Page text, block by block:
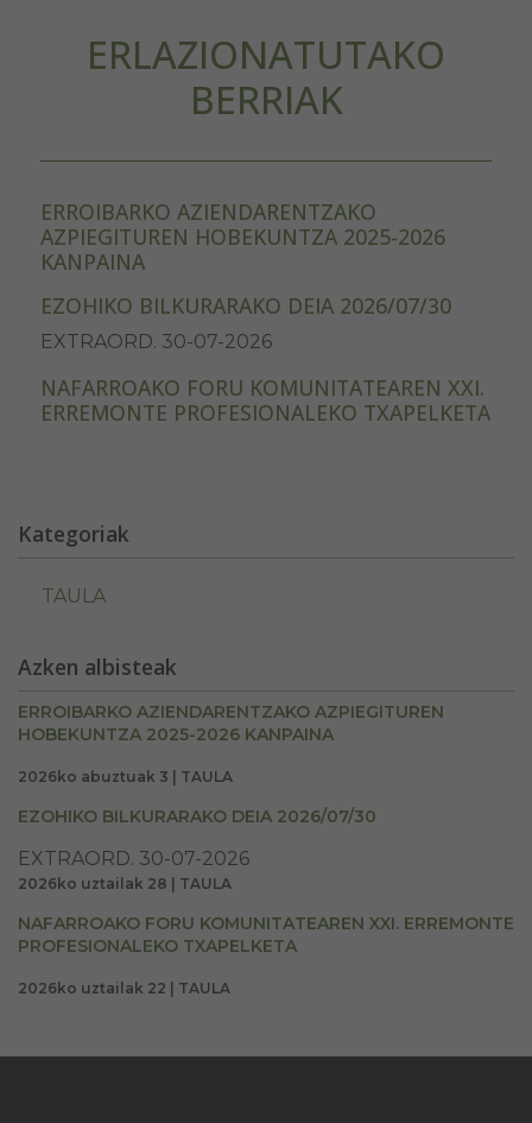
ERLAZIONATUTAKO
BERRIAK
ERROIBARKO AZIENDARENTZAKO
AZPIEGITUREN HOBEKUNTZA 2025-2026
KANPAINA
EZOHIKO BILKURARAKO DEIA 2026/07/30
EXTRAORD. 30-07-2026
NAFARROAKO FORU KOMUNITATEAREN XXI.
ERREMONTE PROFESIONALEKO TXAPELKETA
Kategoriak
TAULA
Azken albisteak
ERROIBARKO AZIENDARENTZAKO AZPIEGITUREN
HOBEKUNTZA 2025-2026 KANPAINA
2026ko abuztuak 3 | TAULA
EZOHIKO BILKURARAKO DEIA 2026/07/30
EXTRAORD. 30-07-2026
2026ko uztailak 28 | TAULA
NAFARROAKO FORU KOMUNITATEAREN XXI. ERREMONTE
PROFESIONALEKO TXAPELKETA
2026ko uztailak 22 | TAULA